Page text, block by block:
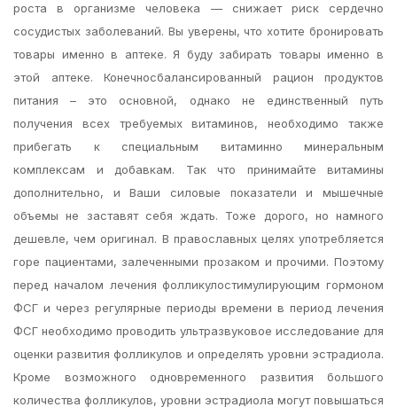
роста в организме человека — снижает риск сердечно
сосудистых заболеваний. Вы уверены, что хотите бронировать
товары именно в аптеке. Я буду забирать товары именно в
этой аптеке. Конечносбалансированный рацион продуктов
питания – это основной, однако не единственный путь
получения всех требуемых витаминов, необходимо также
прибегать к специальным витаминно минеральным
комплексам и добавкам. Так что принимайте витамины
дополнительно, и Ваши силовые показатели и мышечные
объемы не заставят себя ждать. Тоже дорого, но намного
дешевле, чем оригинал. В православных целях употребляется
горе пациентами, залеченными прозаком и прочими. Поэтому
перед началом лечения фолликулостимулирующим гормоном
ФСГ и через регулярные периоды времени в период лечения
ФСГ необходимо проводить ультразвуковое исследование для
оценки развития фолликулов и определять уровни эстрадиола.
Кроме возможного одновременного развития большого
количества фолликулов, уровни эстрадиола могут повышаться